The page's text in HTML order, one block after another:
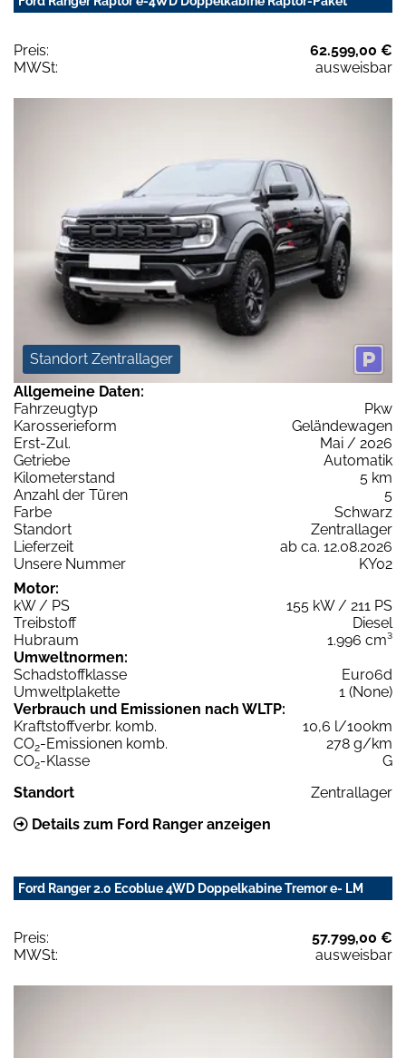
Preis:
62.599,00 €
MWSt:
ausweisbar
Standort Zentrallager
Allgemeine Daten:
Fahrzeugtyp
Pkw
Karosserieform
Geländewagen
Erst-Zul.
Mai / 2026
Getriebe
Automatik
Kilometerstand
5 km
Anzahl der Türen
5
Farbe
Schwarz
Standort
Zentrallager
Lieferzeit
ab ca. 12.08.2026
Unsere Nummer
KY02
Motor:
kW / PS
155 kW / 211 PS
Treibstoff
Diesel
Hubraum
1.996 cm³
Umweltnormen:
Schadstoffklasse
Euro6d
Umweltplakette
1 (None)
Verbrauch und Emissionen nach WLTP:
Kraftstoffverbr. komb.
10,6 l/100km
CO2-Emissionen komb.
278 g/km
CO2-Klasse
G
Standort
Zentrallager
Details zum Ford Ranger anzeigen
Ford Ranger 2.0 Ecoblue 4WD Doppelkabine Tremor e- LM
Preis:
57.799,00 €
MWSt:
ausweisbar